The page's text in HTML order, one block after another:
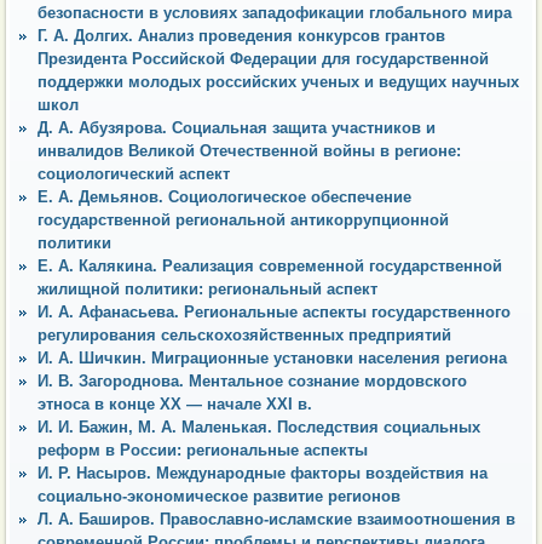
безопасности в условиях западофикации глобального мира
Г. А. Долгих. Анализ проведения конкурсов грантов
Президента Российской Федерации для государственной
поддержки молодых российских ученых и ведущих научных
школ
Д. А. Абузярова. Социальная защита участников и
инвалидов Великой Отечественной войны в регионе:
социологический аспект
Е. А. Демьянов. Социологическое обеспечение
государственной региональной антикоррупционной
политики
Е. А. Калякина. Реализация современной государственной
жилищной политики: региональный аспект
И. А. Афанасьева. Региональные аспекты государственного
регулирования сельскохозяйственных предприятий
И. А. Шичкин. Миграционные установки населения региона
И. В. Загороднова. Ментальное сознание мордовского
этноса в конце XX — начале XXI в.
И. И. Бажин, М. А. Маленькая. Последствия социальных
реформ в России: региональные аспекты
И. Р. Насыров. Международные факторы воздействия на
социально-экономическое развитие регионов
Л. А. Баширов. Православно-исламские взаимоотношения в